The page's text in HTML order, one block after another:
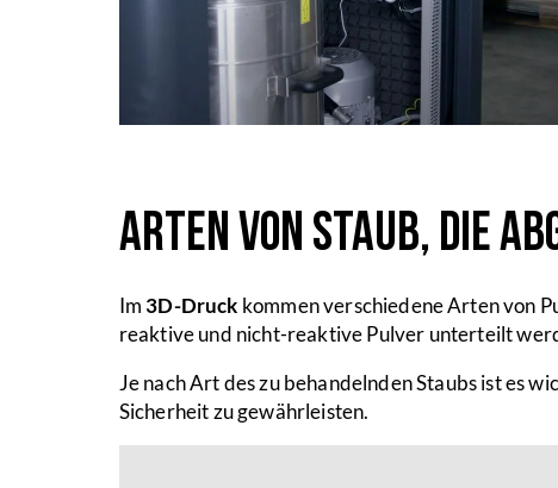
Arten von Staub, die
Im 3D-Druck kommen verschiedene Arten von
reaktive und nicht-reaktive Pulver unterteilt
Je nach Art des zu behandelnden Staubs ist es
Sicherheit zu gewährleisten.